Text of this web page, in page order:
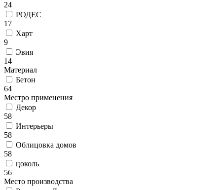
24
РОДЕС
17
Харт
9
Эвия
14
Материал
Бетон
64
Местро применения
Декор
58
Интерьеры
58
Облицовка домов
58
цоколь
56
Место производства